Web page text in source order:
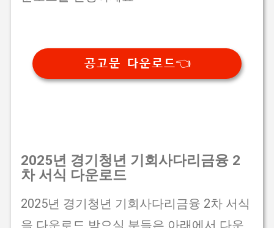
공고문 다운로드👈
2025년 경기청년 기회사다리금융 2
차 서식 다운로드
2025년 경기청년 기회사다리금융 2차 서식
을 다운로드 받으실 분들은 아래에서 다운